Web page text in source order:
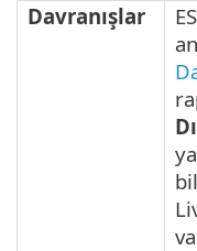
Davranışlar